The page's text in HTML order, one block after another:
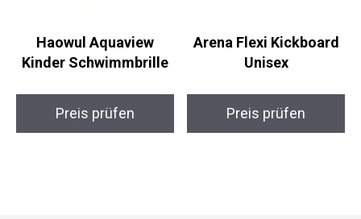
Haowul Aquaview
Kinder Schwimmbrille
Preis prüfen
Arena Flexi Kickboard
Unisex
Preis prüfen